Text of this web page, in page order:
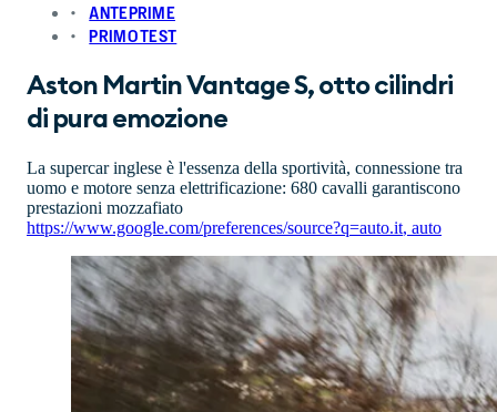
ANTEPRIME
PRIMO TEST
Aston Martin Vantage S, otto cilindri
di pura emozione
La supercar inglese è l'essenza della sportività, connessione tra
uomo e motore senza elettrificazione: 680 cavalli garantiscono
prestazioni mozzafiato
https://www.google.com/preferences/source?q=auto.it, auto